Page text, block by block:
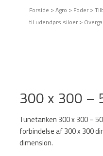
Forside >Agro > Foder>
til udendørs siloer>
300 x 300 –
Tunetanken 300 x 300 –
forbindelse af 300 x 300
dimension.